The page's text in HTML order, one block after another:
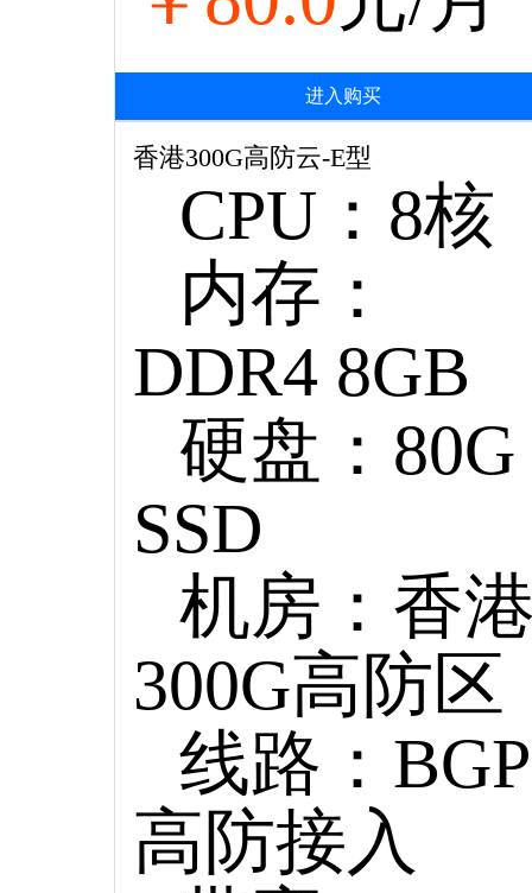
进入购买
香港300G高防云-E型
CPU：8核
内存：
DDR4 8GB
硬盘：80G
SSD
机房：香
300G高防区
线路：BGP
高防接入